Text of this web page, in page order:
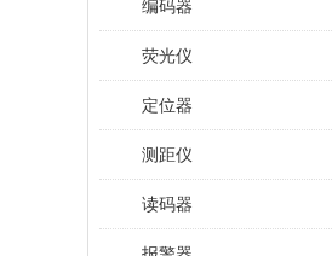
编码器
荧光仪
定位器
测距仪
读码器